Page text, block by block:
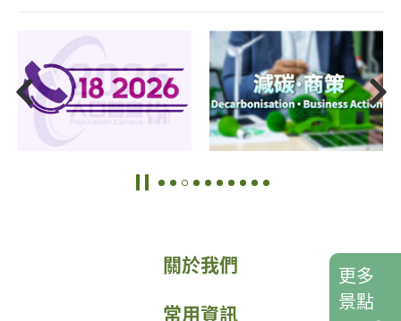
關於我們
常用資訊
更多
景點